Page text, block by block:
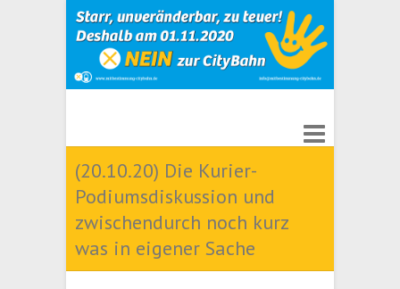
(20.10.20) Die Kurier-
Podiumsdiskussion und
zwischendurch noch kurz
was in eigener Sache